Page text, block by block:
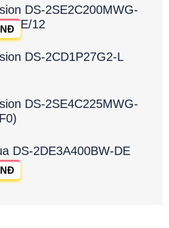
DS-2SE2C200MWG-
E/12
DS-2CD1P27G2-L
DS-2SE4C225MWG-
DS-2DE3A400BW-DE